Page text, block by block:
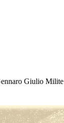
Giulio Milite